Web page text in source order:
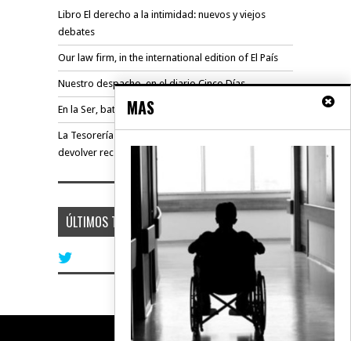
Libro El derecho a la intimidad: nuevos y viejos
debates
Our law firm, in the international edition of El País
Nuestro despacho, en el diario Cinco Días
En la Ser, batalla judicial ganada contra prestamista
La Tesorería de la Seguridad Social condenada a
devolver rec...
ÚLTIMOS TWEETS
MAS